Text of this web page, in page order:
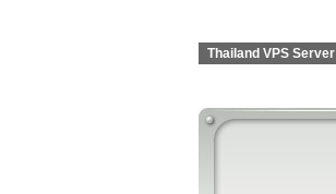
Thailand VPS Server